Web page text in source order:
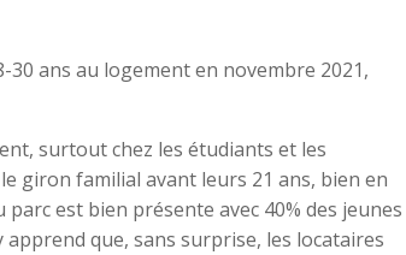
30 ans au logement en novembre 2021,
surtout chez les étudiants et les
giron familial avant leurs 21 ans, bien en
est bien présente avec 40% des jeunes
que, sans surprise, les locataires